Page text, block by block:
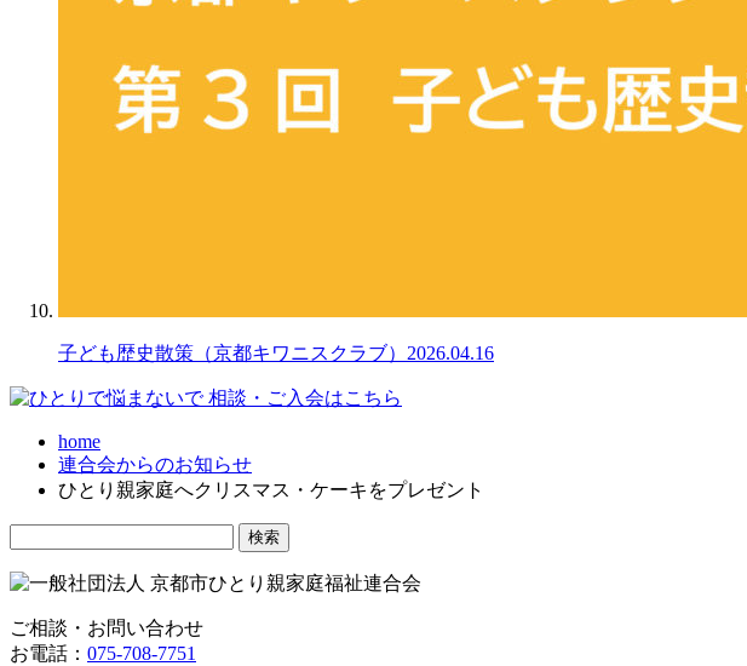
子ども歴史散策（京都キワニスクラブ） 2026.04.16
home
連合会からのお知らせ
ひとり親家庭へクリスマス・ケーキをプレゼント
ご相談・お問い合わせ
お電話： 075-708-7751